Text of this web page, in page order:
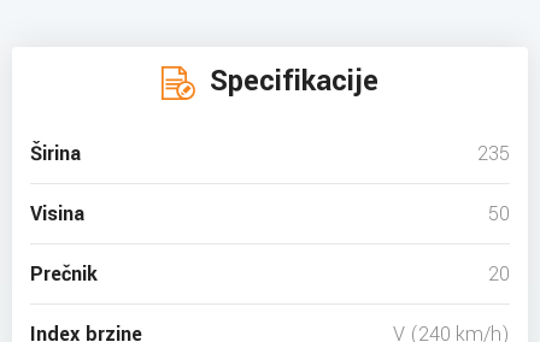
Specifikacije
Širina 235
Visina 50
Prečnik 20
Index brzine V (240 km/h)